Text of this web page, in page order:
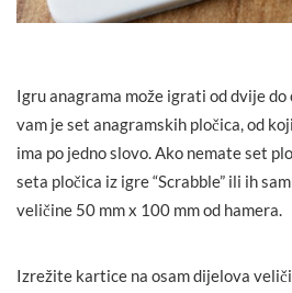
Igru anagrama može igrati od dvije do
vam je set anagramskih pločica, od
ima po jedno slovo. Ako nemate set
seta pločica iz igre “Scrabble” ili ih
veličine 50 mm x 100 mm od hamera.
Izrežite kartice na osam dijelova